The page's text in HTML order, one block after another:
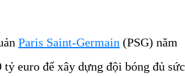
Paris Saint-Germain (PSG) năm
euro để xây dựng đội bóng đủ sức